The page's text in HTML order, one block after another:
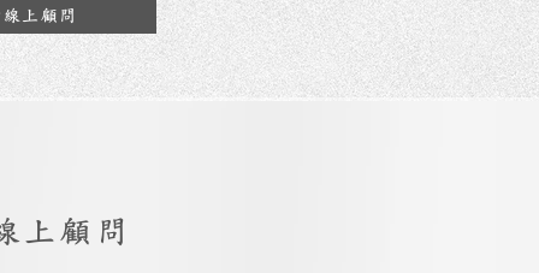
上顧問
上顧問